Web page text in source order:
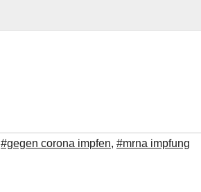
#gegen corona impfen, #mrna impfung